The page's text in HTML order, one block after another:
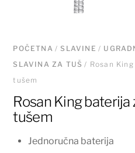
POČETNA/SLAVINE /
SLAVINA ZA TUŠ / Rosan
tušem
Rosan King baterija
tušem
Jednoručna baterija